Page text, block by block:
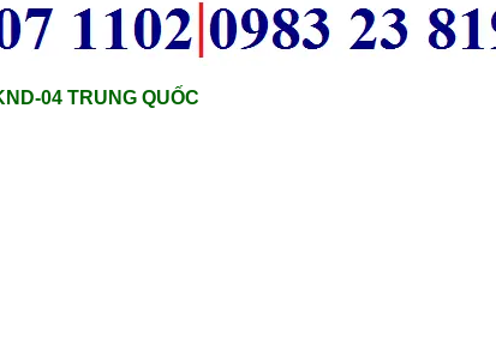
04 TRUNG QUỐC